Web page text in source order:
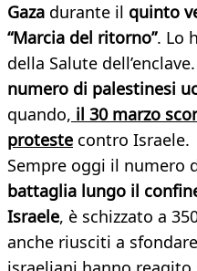
Gaza durante il quinto
“Marcia del ritorno”. Lo
della Salute
numero di palestinesi
quando, il 30 marzo
proteste contro Israele.
Sempre oggi il numero
battaglia lungo il
Israele, è schizzato a
anche riusciti a